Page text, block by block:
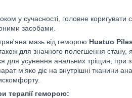
у сучасності, головне коригувати
засобами.
мазь від геморою Huatuo
для значного полегшення стану,
для усунення анальних тріщин, при
м'яко діє на внутрішні тканини
терапії геморою: